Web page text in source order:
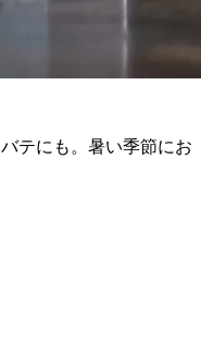
テにも。暑い季節にお